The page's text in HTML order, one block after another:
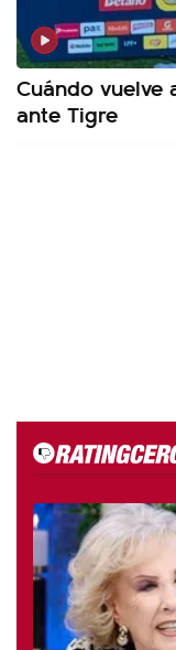
Cuándo vuelve
ante Tigre